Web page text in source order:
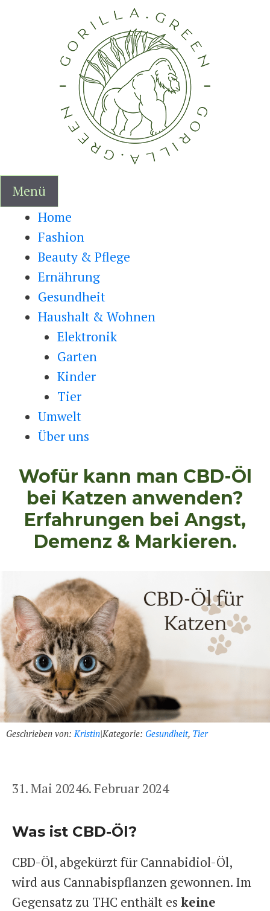
Menü
Home
Fashion
Beauty & Pflege
Ernährung
Gesundheit
Haushalt & Wohnen
Elektronik
Garten
Kinder
Tier
Umwelt
Über uns
Wofür kann man CBD-Öl
bei Katzen anwenden?
Erfahrungen bei Angst,
Demenz & Markieren.
Geschrieben von:Kristin|Kategorie: Gesundheit, Tier
31. Mai 20246. Februar 2024
Was ist CBD-Öl?
CBD-Öl, abgekürzt für Cannabidiol-Öl,
wird aus Cannabispflanzen gewonnen. Im
Gegensatz zu THC enthält es keine